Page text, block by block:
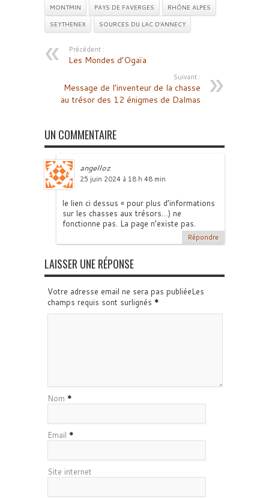
MONTMIN
PAYS DE FAVERGES
RHÔNE ALPES
SEYTHENEX
SOURCES DU LAC D'ANNECY
Précédent :
Les Mondes d’Ogaïa
Suivant :
Message de l’inventeur de la chasse
au trésor des 12 énigmes de Dalmas
UN COMMENTAIRE
angelloz
25 juin 2024 à 18 h 48 min
le lien ci dessus « pour plus d’informations
sur les chasses aux trésors…) ne
fonctionne pas. La page n’existe pas.
Répondre
LAISSER UNE RÉPONSE
Votre adresse email ne sera pas publiéeLes
champs requis sont surlignés *
Nom *
Email *
Site internet